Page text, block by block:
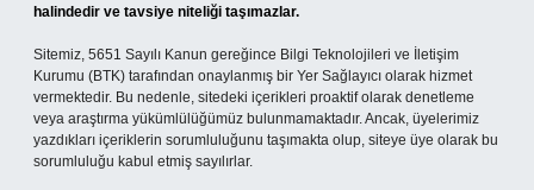
halindedir ve tavsiye niteliği taşımazlar.
Sitemiz, 5651 Sayılı Kanun gereğince Bilgi Teknolojileri ve İletişim
Kurumu (BTK) tarafından onaylanmış bir Yer Sağlayıcı olarak hizmet
vermektedir. Bu nedenle, sitedeki içerikleri proaktif olarak denetleme
veya araştırma yükümlülüğümüz bulunmamaktadır. Ancak, üyelerimiz
yazdıkları içeriklerin sorumluluğunu taşımakta olup, siteye üye olarak bu
sorumluluğu kabul etmiş sayılırlar.